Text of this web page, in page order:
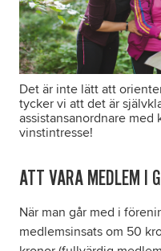
Det är inte lätt att
tycker vi att det är
assistansanordnare
vinstintresse!
ATT VARA MEDLEM I
När man går med i
medlemsinsats om 50